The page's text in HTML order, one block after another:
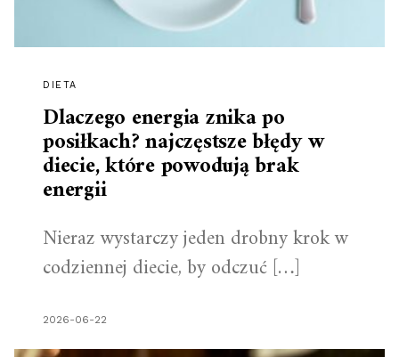
DIETA
Dlaczego energia znika po
posiłkach? najczęstsze błędy w
diecie, które powodują brak
energii
Nieraz wystarczy jeden drobny krok w
codziennej diecie, by odczuć […]
2026-06-22